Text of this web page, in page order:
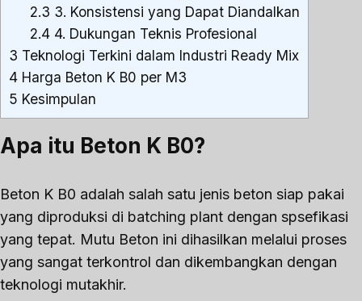
2.3 3. Konsistensi yang Dapat Diandalkan
2.44. Dukungan Teknis Profesional
3 Teknologi Terkini dalam Industri Ready Mix
4 Harga Beton K B0 per M3
5 Kesimpulan
Apa itu Beton K B0?
Beton K B0 adalah salah satu jenis beton siap pakai
yang diproduksi di batching plant dengan spsefikasi
yang tepat. Mutu Beton ini dihasilkan melalui proses
yang sangat terkontrol dan dikembangkan dengan
teknologi mutakhir.